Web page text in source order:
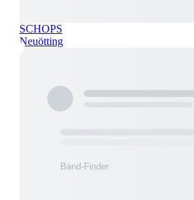
SCHOPS
Neuötting